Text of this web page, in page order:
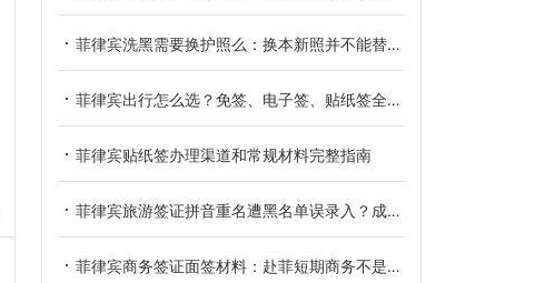
菲律宾洗黑需要换护照么：换本新照并不能替你洗掉黑名单
菲律宾出行怎么选？免签、电子签、贴纸签全方位对比
菲律宾贴纸签办理渠道和常规材料完整指南
菲律宾旅游签证拼音重名遭黑名单误录入？成因、核验与正规解决办法
菲律宾商务签证面签材料：赴菲短期商务不是旅游签那一套